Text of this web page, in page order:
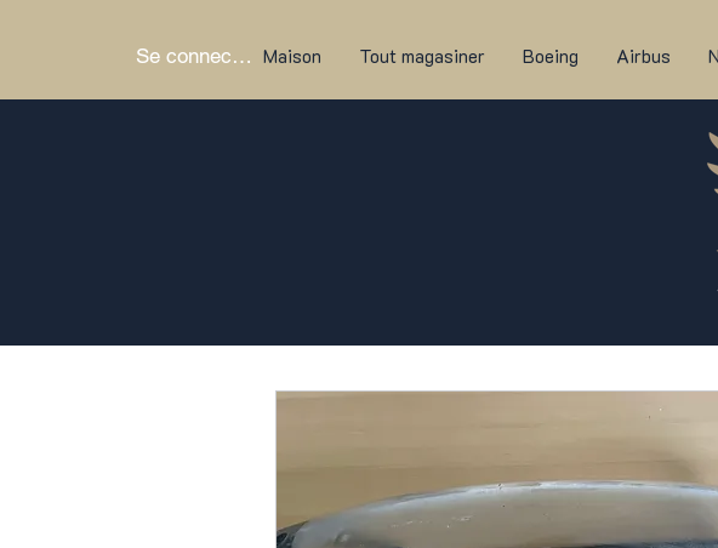
Se connecter Maison Tout magasiner Boeing Airbus